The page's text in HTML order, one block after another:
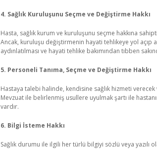
4. Sağlık Kuruluşunu Seçme ve Değiştirme Hakkı
Hasta, sağlık kurum ve kuruluşunu seçme hakkına
Ancak, kuruluşu değiştirmenin hayati tehlikeye yol açıp
aydınlatılması ve hayati tehlike bakımından tıbben
5. Personeli Tanıma, Seçme ve Değiştirme Hakkı
Hastaya talebi halinde, kendisine sağlık hizmeti
Mevzuat ile belirlenmiş usullere uyulmak şartı ile
vardır.
6. Bilgi İsteme Hakkı
Sağlık durumu ile ilgili her türlü bilgiyi sözlü veya yazılı